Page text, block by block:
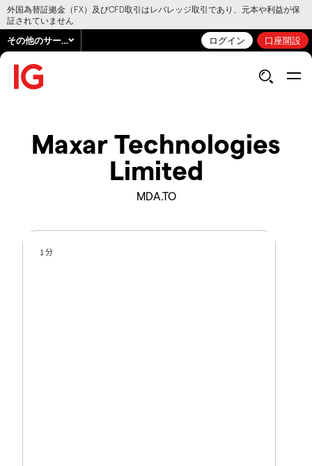
外国為替証拠金（FX）及びCFD取引はレバレッジ取引であり、元本や利益が保
証されていません
その他のサービス ログイン 口座開設
Maxar Technologies
Limited
MDA.TO
1 分